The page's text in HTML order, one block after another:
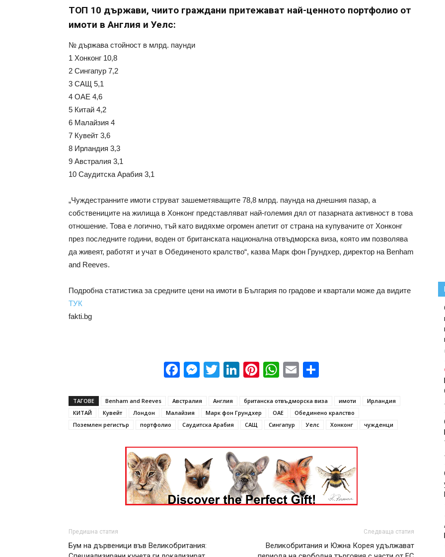
ТОП 10 държави, чиито граждани притежават най-ценното портфолио от
имоти в Англия и Уелс:
№ държава стойност в млрд. паунди
1 Хонконг 10,8
2 Сингапур 7,2
3 САЩ 5,1
4 ОАЕ 4,6
5 Китай 4,2
6 Малайзия 4
7 Кувейт 3,6
8 Ирландия 3,3
9 Австралия 3,1
10 Саудитска Арабия 3,1
„Чуждестранните имоти струват зашеметяващите 78,8 млрд. паунда на днешния пазар, а
собствениците на жилища в Хонконг представляват най-големия дял от пазарната активност в това
отношение. Това е логично, тъй като видяхме огромен апетит от страна на купувачите от Хонконг
през последните години, воден от британската национална отвъдморска виза, която им позволява
да живеят, работят и учат в Обединеното кралство“, казва Марк фон Грундхер, директор на Benham
and Reeves.
Подробна статистика за средните цени на имоти в България по градове и квартали може да видите
ТУК
fakti.bg
Facebook
Messenger
Twitter
LinkedIn
Pinterest
WhatsApp
Email
ТАГОВЕ Benham and Reeves Австралия Англия британска отвъдморска виза имоти
Ирландия
КИТАЙ
Кувейт Лондон Малайзия Марк фон Грундхер ОАЕ
Обединено кралство
Поземлен регистър
портфолио Саудитска Арабия САЩ Сингапур Уелс Хонконг чужденци
Предишна статия
Бум на дървеници във Великобритания:
Следваща статия
Великобритания и Южна Корея удължават